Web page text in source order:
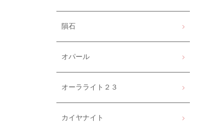
隕石
オパール
オーラライト２３
カイヤナイト